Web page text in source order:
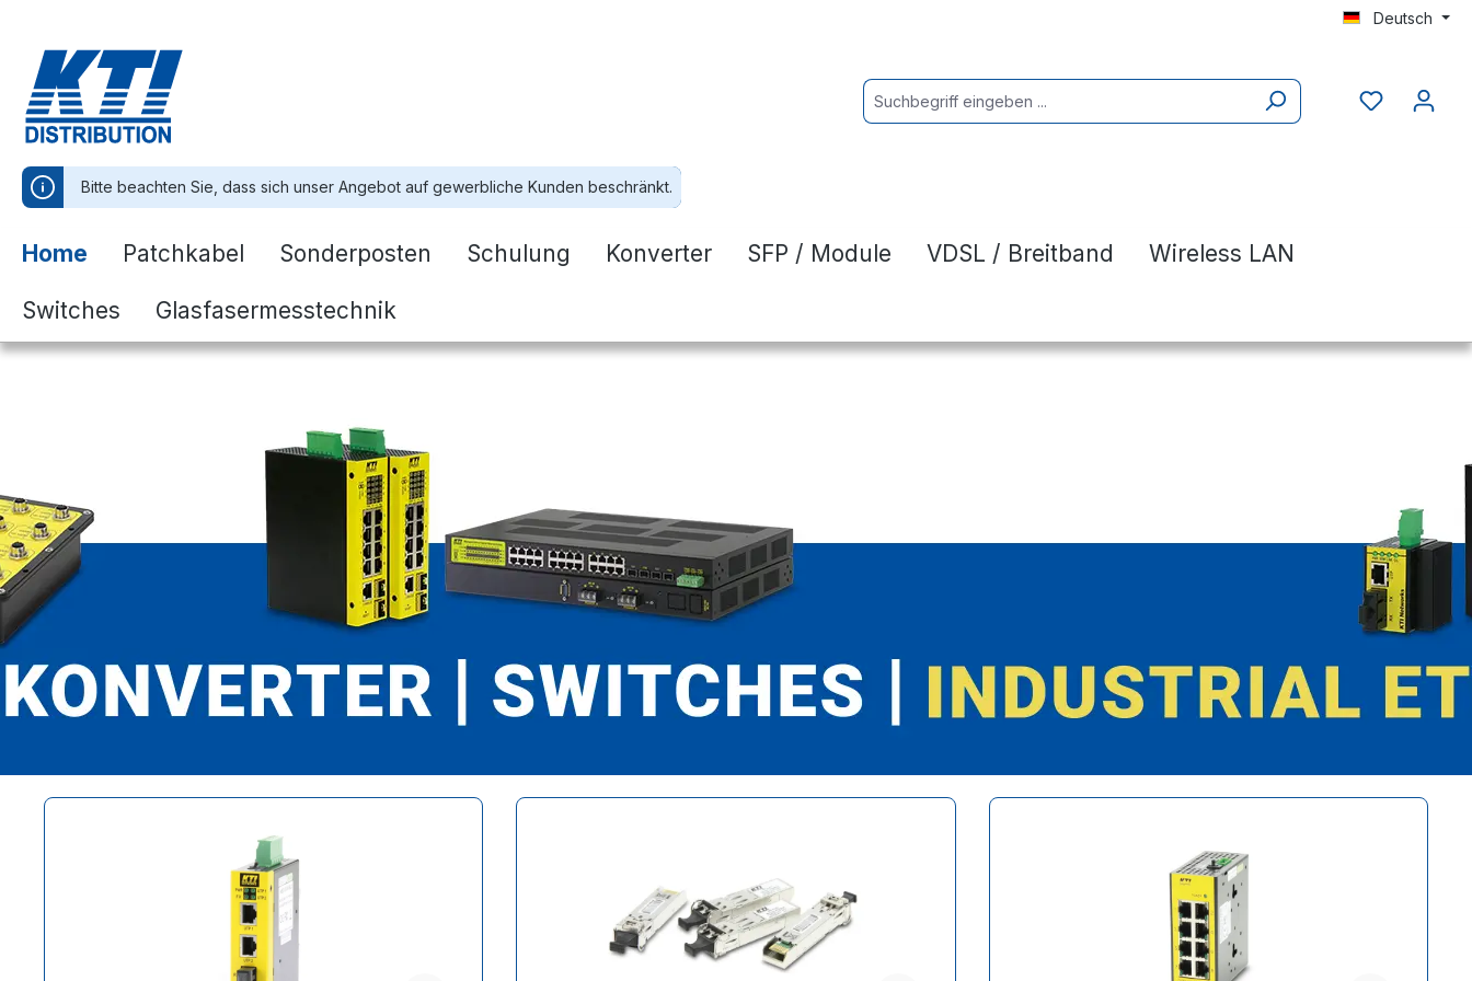
Deutsch
Bitte beachten Sie, dass sich unser Angebot auf gewerbliche Kunden beschränkt.
Home Patchkabel Sonderposten Schulung Konverter SFP / Module VDSL / Breitband Wireless LAN
Switches Glasfasermesstechnik
Produktgalerie überspringen